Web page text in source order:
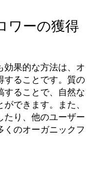
ワーの獲得
効果的な方法は、オ
することです。質の
することで、自然な
できます。また、
たり、他のユーザー
くのオーガニックフ